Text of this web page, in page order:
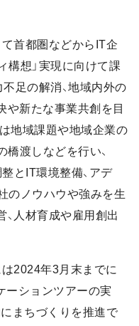
首都圏などからIT企
構想」実現に向けて課
足の解消、地域内外の
や新たな事業共創を目
地域課題や地域企業の
橋渡しなどを行い、
とIT環境整備、アデ
のノウハウや強みを生
人材育成や雇用創出
2024年3月末までに
ーションツアーの実
まちづくりを推進で